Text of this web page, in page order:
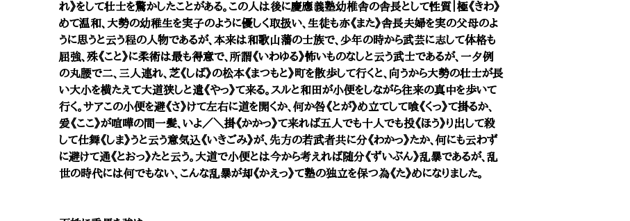
れ》をして壮士を驚かしたことがある。この人は後に慶應義塾幼椎舎の舎長として性質｜極《きわ》
めて温和、大勢の幼稚生を実子のように優しく取扱い、生徒も亦《また》舎長夫婦を実の父母のよ
うに思うと云う程の人物であるが、本来は和歌山藩の士族で、少年の時から武芸に志して体格も
屈強、殊《こと》に柔術は最も得意で、所謂《いわゆる》怖いものなしと云う武士であるが、一夕例
の丸腰で二、三人連れ、芝《しば》の松本《まつもと》町を散歩して行くと、向うから大勢の壮士が長
い大小を横たえて大道狭しと遣《やっ》て来る。スルと和田が小便をしながら往来の真中を歩いて
行く。サアこの小便を避《さ》けて左右に道を開くか、何か咎《とが》め立てして喰《くっ》て掛るか、
爰《ここ》が喧嘩の間一髪、いよ／＼掛《かかっ》て来れば五人でも十人でも投《ほう》り出して殺
して仕舞《しま》うと云う意気込《いきごみ》が、先方の若武者共に分《わかっ》たか、何にも云わず
に避けて通《とおっ》たと云う。大道で小便とは今から考えれば随分《ずいぶん》乱暴であるが、乱
世の時代には何でもない、こんな乱暴が却《かえっ》て塾の独立を保つ為《た》めになりました。